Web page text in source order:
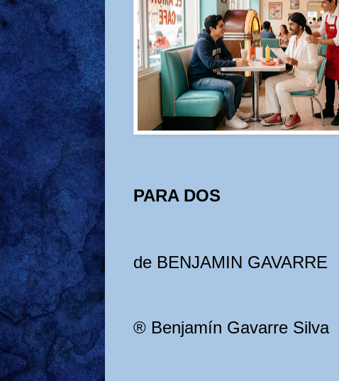
PARA DOS
de BENJAMIN GAVARRE
® Benjamín Gavarre Silva